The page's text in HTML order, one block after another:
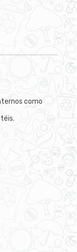
como